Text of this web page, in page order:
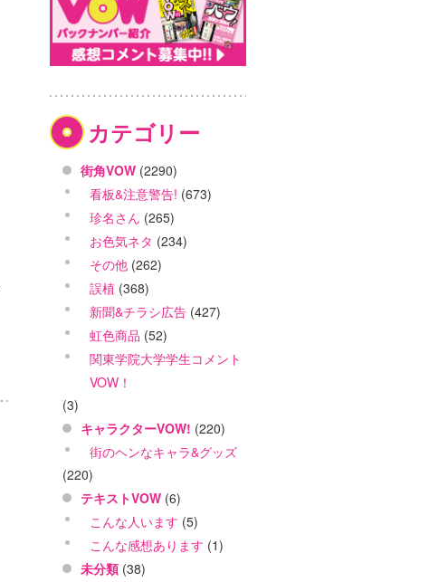
カテゴリー
街角VOW (2290)
看板&注意警告! (673)
珍名さん (265)
お色気ネタ (234)
その他 (262)
誤植 (368)
新聞&チラシ広告 (427)
虹色商品 (52)
関東学院大学学生コメント
VOW！
(3)
キャラクターVOW! (220)
街のヘンなキャラ&グッズ
(220)
テキストVOW (6)
こんな人います (5)
こんな感想あります (1)
未分類 (38)